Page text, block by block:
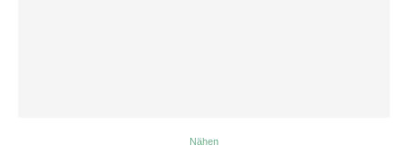
Nähen